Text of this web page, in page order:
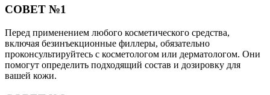
СОВЕТ №1
Перед применением любого косметического средства,
включая безинъекционные филлеры, обязательно
проконсультируйтесь с косметологом или дерматологом. Они
помогут определить подходящий состав и дозировку для
вашей кожи.